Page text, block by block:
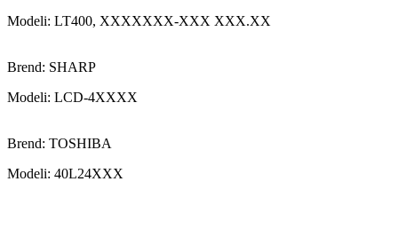
Modeli: LT400, XXXXXXX-XXX XXX.XX
Brend: SHARP
Modeli: LCD-4XXXX
Brend: TOSHIBA
Modeli: 40L24XXX